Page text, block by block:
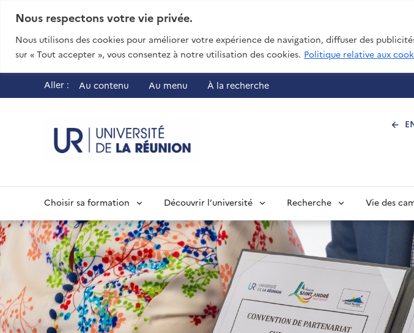
Nous respectons votre vie privée.
Nous utilisons des cookies pour améliorer votre expérience de navigation, diffuser des
sur « Tout accepter », vous consentez à notre utilisation des cookies. Politique relative aux
Aller : Au contenu Au menu À la recherche
Choisir sa formation Découvrir l’université Recherche Vie des